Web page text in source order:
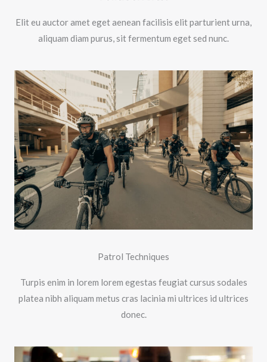
Elit eu auctor amet eget aenean facilisis elit parturient urna,
aliquam diam purus, sit fermentum eget sed nunc.
Patrol Techniques
Turpis enim in lorem lorem egestas feugiat cursus sodales
platea nibh aliquam metus cras lacinia mi ultrices id ultrices
donec.